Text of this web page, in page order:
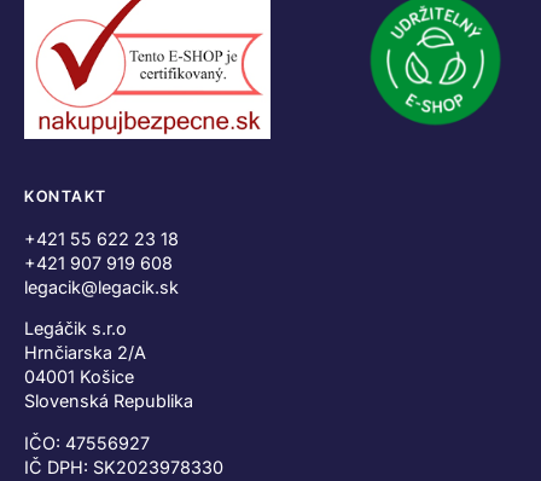
KONTAKT
+421 55 622 23 18
+421 907 919 608
legacik@legacik.sk
Legáčik s.r.o
Hrnčiarska 2/A
04001 Košice
Slovenská Republika
IČO: 47556927
IČ DPH: SK2023978330